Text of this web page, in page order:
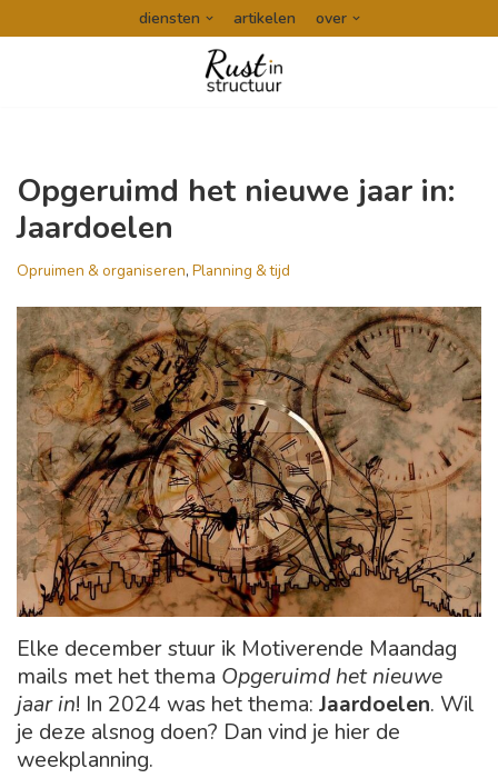
diensten artikelen over
Opgeruimd het nieuwe jaar in:
Jaardoelen
Opruimen & organiseren, Planning & tijd
Elke december stuur ik Motiverende Maandag
mails met het thema Opgeruimd het nieuwe
jaar in! In 2024 was het thema: Jaardoelen. Wil
je deze alsnog doen? Dan vind je hier de
weekplanning.